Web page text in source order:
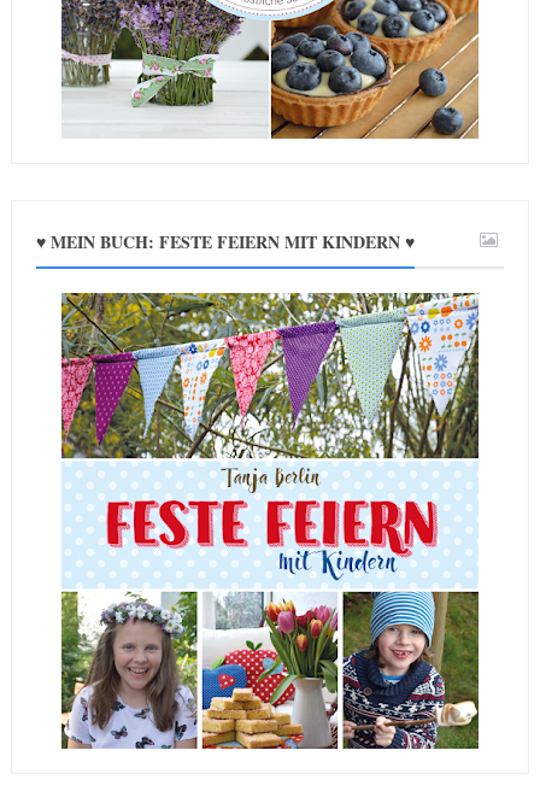
♥ MEIN BUCH: FESTE FEIERN MIT KINDERN ♥